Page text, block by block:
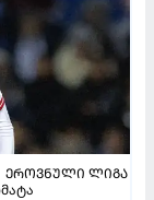
ᲔᲠᲝᲕᲜᲣᲚᲘ ᲚᲘᲒᲐ